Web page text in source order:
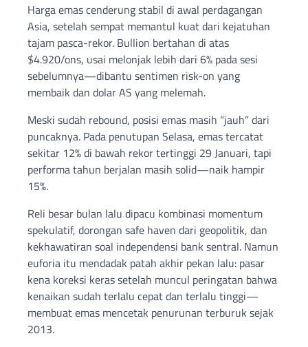
Harga emas cenderung stabil di awal perdagangan
Asia, setelah sempat memantul kuat dari kejatuhan
tajam pasca-rekor. Bullion bertahan di atas
$4.920/ons, usai melonjak lebih dari 6% pada sesi
sebelumnya—dibantu sentimen risk-on yang
membaik dan dolar AS yang melemah.
Meski sudah rebound, posisi emas masih “jauh” dari
puncaknya. Pada penutupan Selasa, emas tercatat
sekitar 12% di bawah rekor tertinggi 29 Januari, tapi
performa tahun berjalan masih solid—naik hampir
15%.
Reli besar bulan lalu dipacu kombinasi momentum
spekulatif, dorongan safe haven dari geopolitik, dan
kekhawatiran soal independensi bank sentral. Namun
euforia itu mendadak patah akhir pekan lalu: pasar
kena koreksi keras setelah muncul peringatan bahwa
kenaikan sudah terlalu cepat dan terlalu tinggi—
membuat emas mencetak penurunan terburuk sejak
2013.